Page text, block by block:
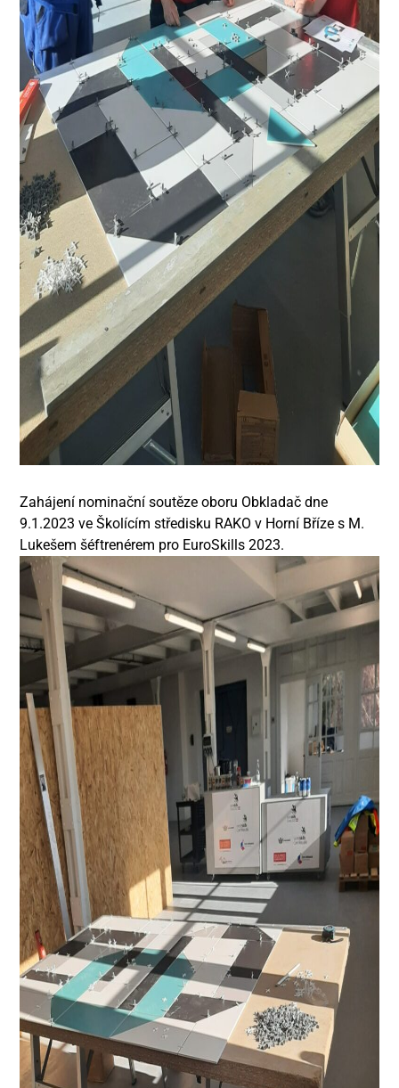
Zahájení nominační soutěze oboru Obkladač dne
9.1.2023 ve Školícím středisku RAKO v Horní Bříze s M.
Lukešem šéftrenérem pro EuroSkills 2023.